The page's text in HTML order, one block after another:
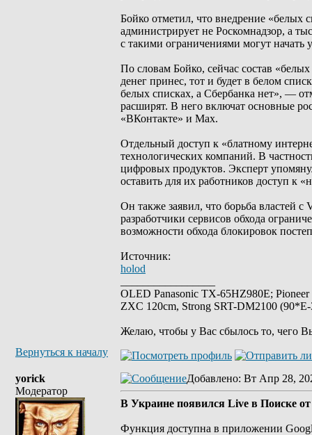
Бойко отметил, что внедрение «белых
администрирует не Роскомнадзор, а
с такими ограничениями могут
По словам Бойко, сейчас состав
денег принес, тот и будет в белом
белых списках, а Сбербанка нет», —
расширят. В него включат основные
«ВКонтакте» и Max.
Отдельный доступ к «блатному
технологических компаний. В
цифровых продуктов. Эксперт
оставить для их работников доступ к
Он также заявил, что борьба властей
разработчики сервисов обхода
возможности обхода блокировок
Источник:
holod
OLED Panasonic TX-65HZ980E;
ZXC 120cm, Strong SRT-DM2100
Желаю, чтобы у Вас сбылось то, чего
Вернуться к началу
yorick
Модератор
Добавлено: Вт Апр 28,
В Украине появился Live в Поиске от
Функция доступна в приложении